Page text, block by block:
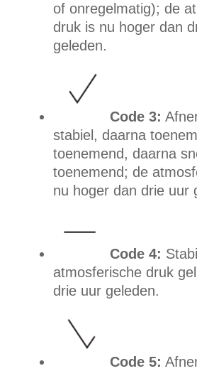
of onregelmatig); de
druk is nu hoger dan
geleden.
Code 3:
stabiel, daarna
toenemend, daarna
toenemend; de
nu hoger dan drie uur
Code 4:
atmosferische druk
drie uur geleden.
Code 5: